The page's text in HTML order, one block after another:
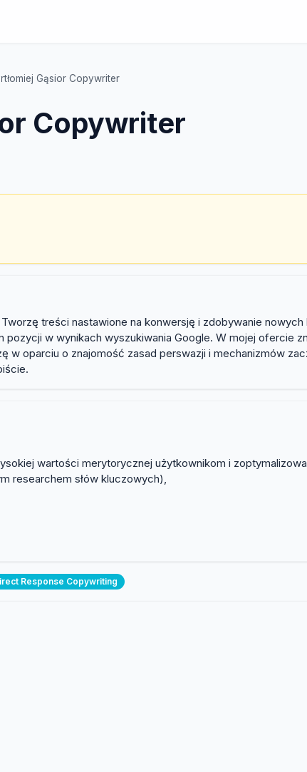
Gąsior Copywriter
Copywriter
treści nastawione na konwersję i zdobywanie
w wynikach wyszukiwania Google. W mojej ofercie
w oparciu o znajomość zasad perswazji i mechanizmów
wartości merytorycznej użytkownikom i
researchem słów kluczowych),
Response Copywriting